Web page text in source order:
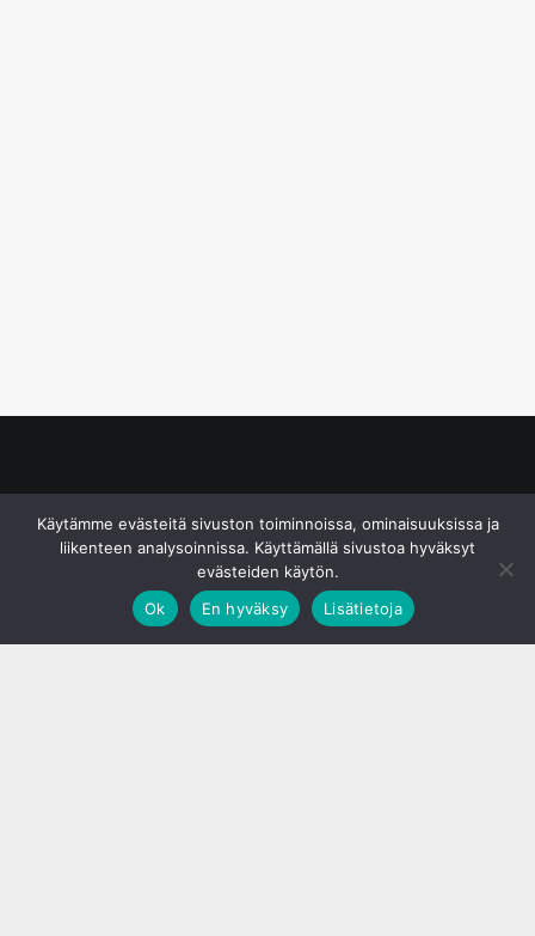
Käytämme evästeitä sivuston toiminnoissa, ominaisuuksissa ja
liikenteen analysoinnissa. Käyttämällä sivustoa hyväksyt
evästeiden käytön.
Ok
En hyväksy Lisätietoja